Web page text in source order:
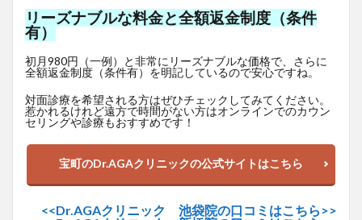
リーズナブルな料金と全額返金制度（条件
有）
初月980円（一例）と非常にリーズナブルな価格で、さらに
全額返金制度（条件有）を明記しているので安心ですね。
対面診療を希望される方はぜひチェックしてみてください。
惹かれるけれど遠方で時間がない方はオンラインでのカウン
セリングや診療もおすすめです！
宝町のDr.AGAクリニックの公式サイトはこちら
<<Dr.AGAクリニック 池袋院の口コミはこちら>>